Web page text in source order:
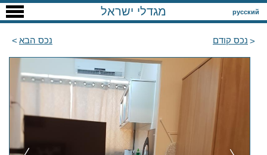
русский מגדלי ישראל
נכס קודם נכס הבא